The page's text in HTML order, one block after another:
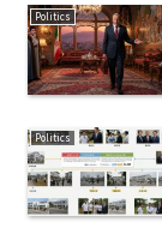
Politics
Politics